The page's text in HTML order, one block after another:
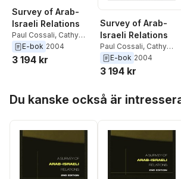
Survey of Arab-
Israeli Relations
Paul Cossali, Cathy
Hartley
E-bok 2004
3 194 kr
Survey of Arab-
Israeli Relations
Paul Cossali, Cathy
Hartley
E-bok 2004
3 194 kr
Du kanske också är